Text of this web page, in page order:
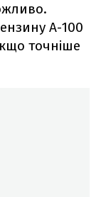
А-100
точніше